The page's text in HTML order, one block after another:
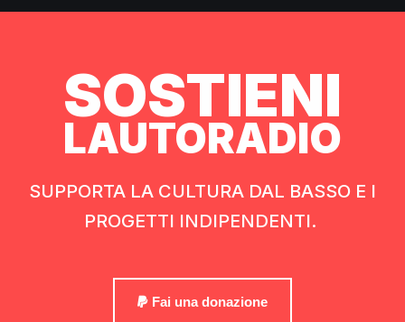
SOSTIENI
LAUTORADIO
SUPPORTA LA CULTURA DAL BASSO E I
PROGETTI INDIPENDENTI.
Fai una donazione